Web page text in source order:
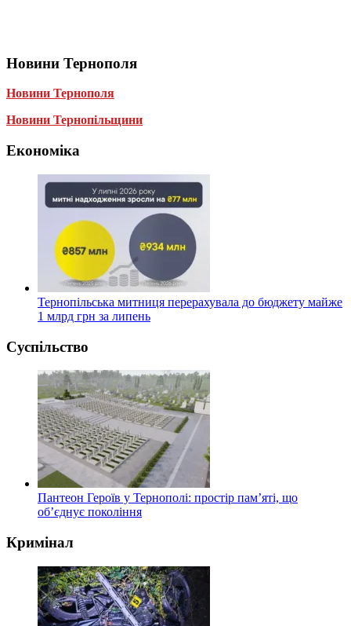
Новини Тернополя
Новини Тернополя
Новини Тернопільщини
Економіка
Тернопільська митниця перерахувала до бюджету майже
1 млрд грн за липень
Суспільство
Пантеон Героїв у Тернополі: простір пам’яті, що
об’єднує покоління
Кримінал